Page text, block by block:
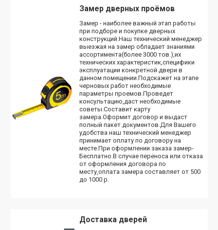
Замер дверных проёмов
Замер - наиболее важный этап работы
при подборе и покупке дверных
конструкций.Наш технический менеджер
выезжая на замер обладает знаниями
ассортимента(более 3000 тов.),их
технических характеристик,специфики
эксплуатации конкретной двери в
данном помещении.Подскажет на этапе
черновых работ необходимые
параметры проемов.Проведет
консультацию,даст необходимые
советы.Составит карту
замера.Оформит договор и выдаст
полный пакет документов.Для Вашего
удобства наш технический менеджер
принимает оплату по договору на
месте.При оформлении заказа замер-
Бесплатно.В случае переноса или отказа
от оформления договора по
месту,оплата замера составляет от 500
до 1000 р.
Доставка дверей